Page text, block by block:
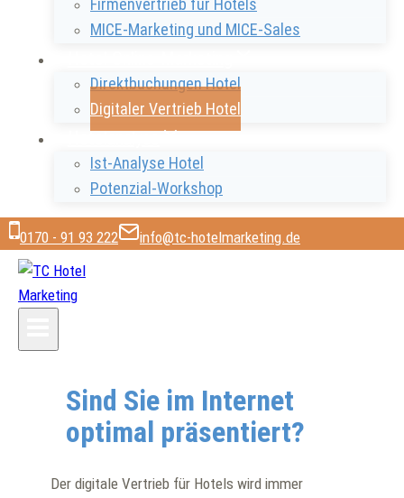
Firmenvertrieb für Hotels
MICE-Marketing und MICE-Sales
Direktbuchungen Hotel
Digitaler Vertrieb Hotel
Hotelanalyse
Ist-Analyse Hotel
Potenzial-Workshop
0170 - 91 93 222 info@tc-hotelmarketing.de
Sind Sie im Internet
optimal präsentiert?
Der digitale Vertrieb für Hotels wird immer